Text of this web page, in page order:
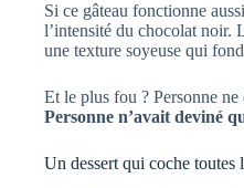
Si ce gâteau fonctionne
l’intensité du chocolat noir.
une texture soyeuse qui
Et le plus fou ? Personne ne
Personne n’avait deviné
Un dessert qui coche toutes